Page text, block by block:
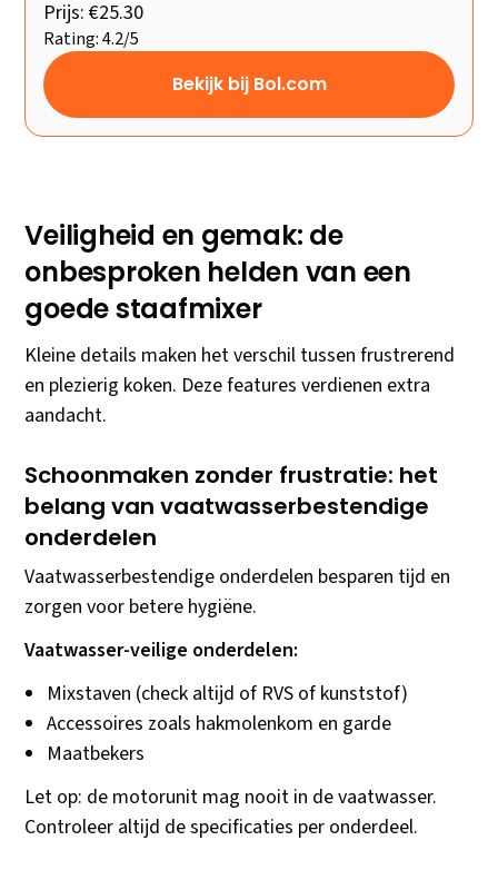
Prijs: €25.30
Rating: 4.2/5
Bekijk bij Bol.com
Veiligheid en gemak: de
onbesproken helden van een
goede staafmixer
Kleine details maken het verschil tussen frustrerend
en plezierig koken. Deze features verdienen extra
aandacht.
Schoonmaken zonder frustratie: het
belang van vaatwasserbestendige
onderdelen
Vaatwasserbestendige onderdelen besparen tijd en
zorgen voor betere hygiëne.
Vaatwasser-veilige onderdelen:
Mixstaven (check altijd of RVS of kunststof)
Accessoires zoals hakmolenkom en garde
Maatbekers
Let op: de motorunit mag nooit in de vaatwasser.
Controleer altijd de specificaties per onderdeel.